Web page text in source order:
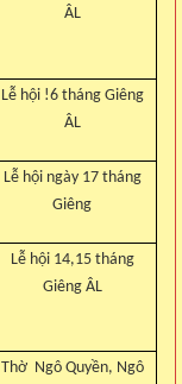
ÂL
Lễ hội !6 tháng Giêng
ÂL
Lễ hội ngày 17 tháng
Giêng
Lễ hội 14,15 tháng
Giêng ÂL
Thờ Ngô Quyền, Ngô